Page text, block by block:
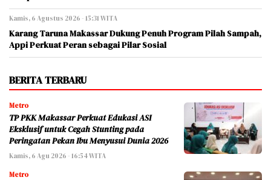
Kamis, 6 Agustus 2026 - 15:31 WITA
Karang Taruna Makassar Dukung Penuh Program Pilah Sampah,
Appi Perkuat Peran sebagai Pilar Sosial
BERITA TERBARU
Metro
TP PKK Makassar Perkuat Edukasi ASI
Eksklusif untuk Cegah Stunting pada
Peringatan Pekan Ibu Menyusui Dunia 2026
Kamis, 6 Agu 2026 - 16:54 WITA
Metro